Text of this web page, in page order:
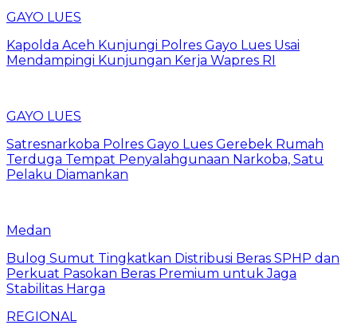
GAYO LUES
Kapolda Aceh Kunjungi Polres Gayo Lues Usai
Mendampingi Kunjungan Kerja Wapres RI
GAYO LUES
Satresnarkoba Polres Gayo Lues Gerebek Rumah
Terduga Tempat Penyalahgunaan Narkoba, Satu
Pelaku Diamankan
Medan
Bulog Sumut Tingkatkan Distribusi Beras SPHP dan
Perkuat Pasokan Beras Premium untuk Jaga
Stabilitas Harga
REGIONAL